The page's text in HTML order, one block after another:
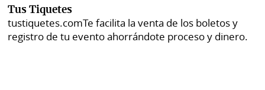
Tus Tiquetes
tustiquetes.comTe facilita la venta de los boletos y
registro de tu evento ahorrándote proceso y dinero.